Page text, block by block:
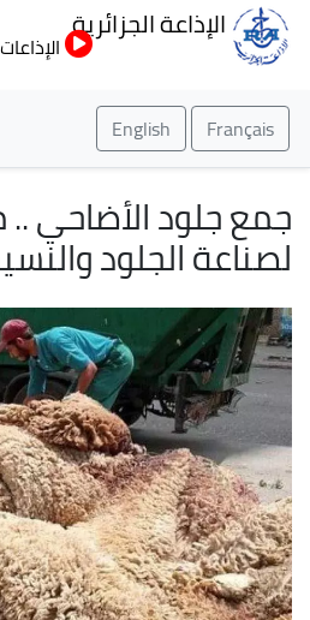
إلى
الإذاعة الجزائرية
الإذاعات
Français
English
جمع جلود الأضاحي ..
لصناعة الجلود والنسيج